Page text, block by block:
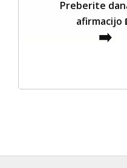
Preberite
afirmacijo
➡️